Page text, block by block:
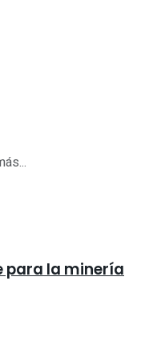
para la minería